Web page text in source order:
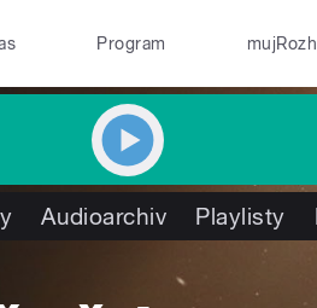
Program
Audioarchiv Playlisty